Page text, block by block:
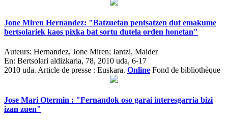
Jone Miren Hernandez: "Batzuetan pentsatzen dut emakume
bertsolariek kaos pixka bat sortu dutela orden honetan"
Auteurs: Hernandez, Jone Miren; Iantzi, Maider
En: Bertsolari aldizkaria, 78, 2010 uda, 6-17
2010 uda. Article de presse : Euskara. Online Fond de bibliothèque
Jose Mari Otermin : "Fernandok oso garai interesgarria bizi
izan zuen"